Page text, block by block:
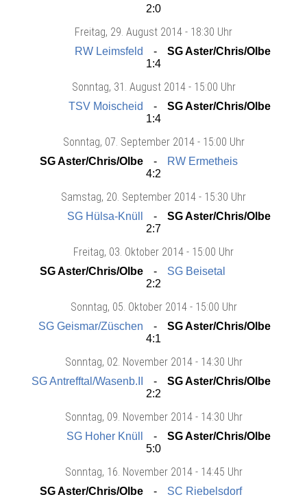
2:0
Freitag, 29. August 2014 - 18:30 Uhr
RW Leimsfeld
SG Aster/Chris/Olbe
1:4
Sonntag, 31. August 2014 - 15:00 Uhr
TSV Moischeid
SG Aster/Chris/Olbe
1:4
Sonntag, 07. September 2014 - 15:00 Uhr
SG Aster/Chris/Olbe
RW Ermetheis
4:2
Samstag, 20. September 2014 - 15:30 Uhr
SG Hülsa-Knüll
SG Aster/Chris/Olbe
2:7
Freitag, 03. Oktober 2014 - 15:00 Uhr
SG Aster/Chris/Olbe
SG Beisetal
2:2
Sonntag, 05. Oktober 2014 - 15:00 Uhr
SG Geismar/Züschen
SG Aster/Chris/Olbe
4:1
Sonntag, 02. November 2014 - 14:30 Uhr
SG Antrefftal/Wasenb.II
SG Aster/Chris/Olbe
2:2
Sonntag, 09. November 2014 - 14:30 Uhr
SG Hoher Knüll
SG Aster/Chris/Olbe
5:0
Sonntag, 16. November 2014 - 14:45 Uhr
SG Aster/Chris/Olbe
SC Riebelsdorf